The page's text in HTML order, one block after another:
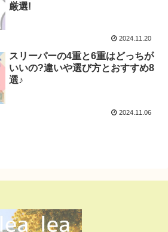
厳選!
2024.11.20
スリーパーの4重と6重はどっちが
いいの?違いや選び方とおすすめ8
選♪
2024.11.06